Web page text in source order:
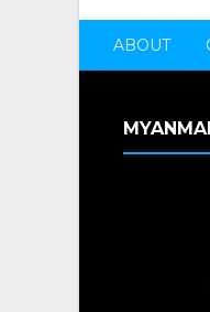
ABOUT